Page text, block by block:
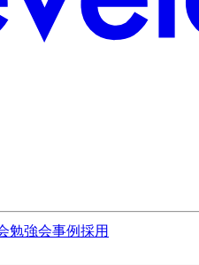
勉強会事例採用